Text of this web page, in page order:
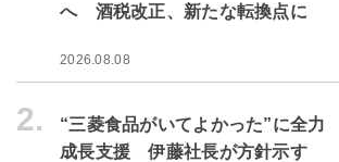
へ 酒税改正、新たな転換点に
2026.08.08
2.
“三菱食品がいてよかった”に全
成長支援 伊藤社長が方針示す